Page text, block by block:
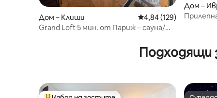
Дом – Клиши Средна оценка: 4,84
4,84 (129)
Grand Loft 5 мин. от Париж – сауна/
Дом –
Подходящи